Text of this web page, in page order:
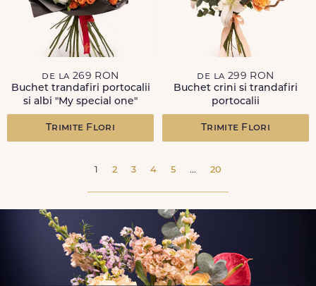
de la 269 RON
Buchet trandafiri portocalii
si albi "My special one"
Trimite Flori
de la 299 RON
Buchet crini si trandafiri
portocalii
Trimite Flori
1 2 3 4 5 ... 20